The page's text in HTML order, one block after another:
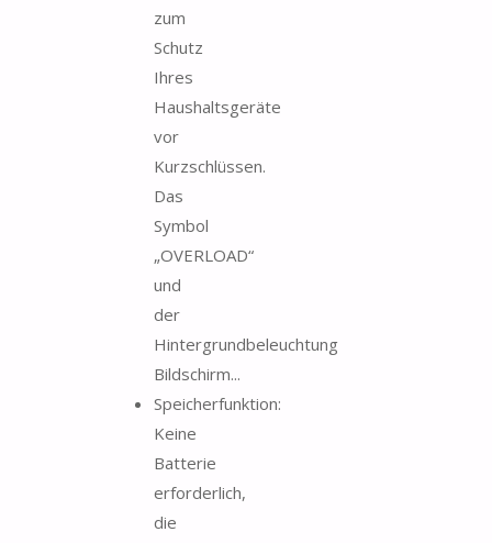
zum
Schutz
Ihres
Haushaltsgeräte
vor
Kurzschlüssen.
Das
Symbol
„OVERLOAD“
und
der
Hintergrundbeleuchtung
Bildschirm...
Speicherfunktion:
Keine
Batterie
erforderlich,
die